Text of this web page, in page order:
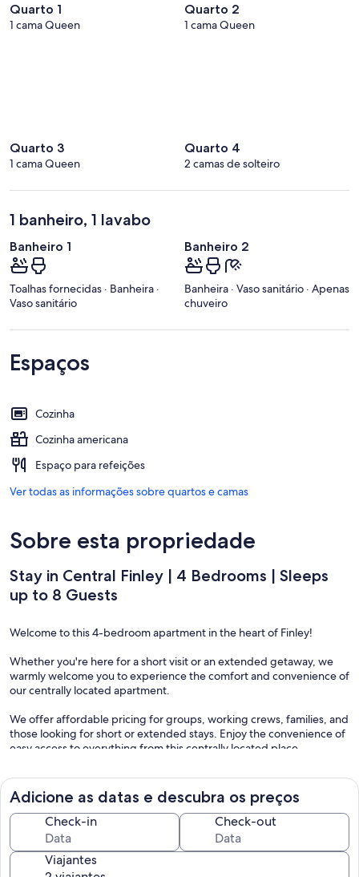
Quarto 1
1 cama Queen
Quarto 2
1 cama Queen
Quarto 3
1 cama Queen
Quarto 4
2 camas de solteiro
1 banheiro, 1 lavabo
Banheiro 1
Toalhas fornecidas · Banheira ·
Vaso sanitário
Banheiro 2
Banheira · Vaso sanitário · Apenas
chuveiro
Espaços
Cozinha
Cozinha americana
Espaço para refeições
Ver todas as informações sobre quartos e camas
Sobre esta propriedade
Stay in Central Finley | 4 Bedrooms | Sleeps
up to 8 Guests
Welcome to this 4-bedroom apartment in the heart of Finley!
Whether you're here for a short visit or an extended getaway, we
warmly welcome you to experience the comfort and convenience of
our centrally located apartment.
We offer affordable pricing for groups, working crews, families, and
those looking for short or extended stays. Enjoy the convenience of
easy access to everything from this centrally located place.
facilities to make your stay comfortable and convenient. We provide
bed linen and towels, ensuring you have everything you need for a
pleasant stay.
Contact us for longer stays.
Adicione as datas e descubra os preços
Check-in Check-out
Viajantes